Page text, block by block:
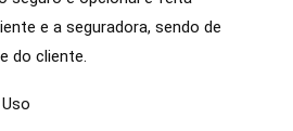
e a seguradora, sendo de
do cliente.